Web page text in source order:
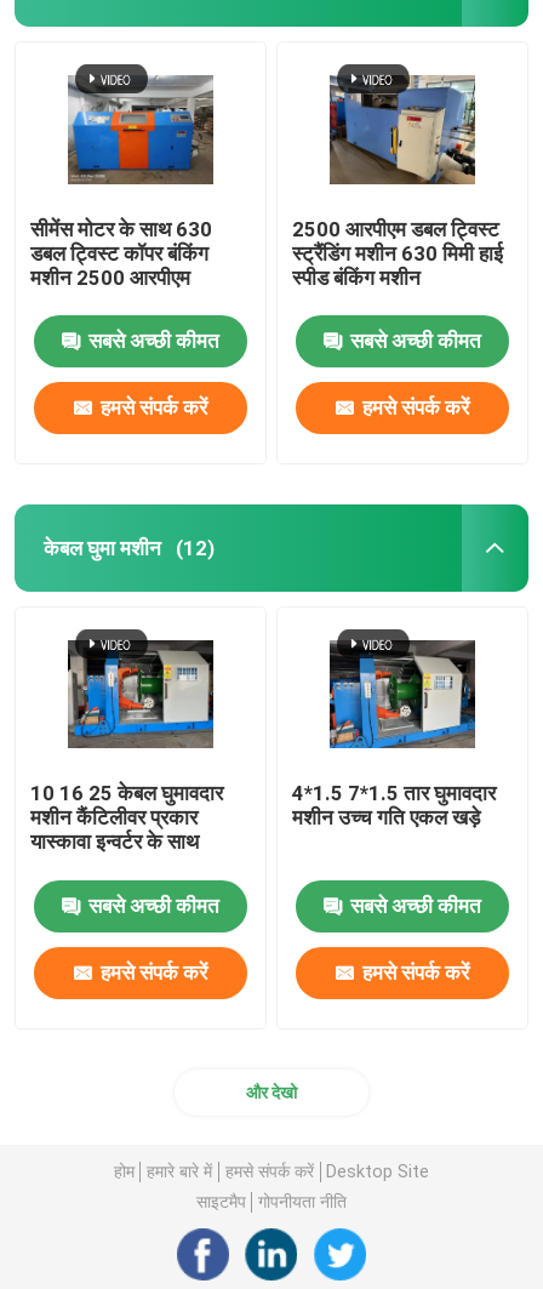
सीमेंस मोटर के साथ 630
डबल ट्विस्ट कॉपर बंकिंग
मशीन 2500 आरपीएम
सबसे अच्छी कीमत
हमसे संपर्क करें
2500 आरपीएम डबल ट्विस्ट
स्ट्रैंडिंग मशीन 630 मिमी हाई
स्पीड बंकिंग मशीन
सबसे अच्छी कीमत
हमसे संपर्क करें
केबल घुमा मशीन (12)
10 16 25 केबल घुमावदार
मशीन कैंटिलीवर प्रकार
यास्कावा इन्वर्टर के साथ
सबसे अच्छी कीमत
हमसे संपर्क करें
4*1.5 7*1.5 तार घुमावदार
मशीन उच्च गति एकल खड़े
सबसे अच्छी कीमत
हमसे संपर्क करें
और देखो
होम हमारे बारे में हमसे संपर्क करें
Desktop Site
साइटमैप
गोपनीयता नीति